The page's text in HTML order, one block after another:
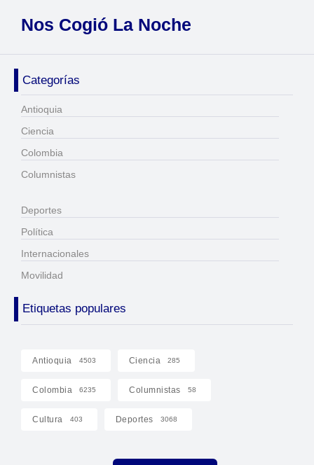
Nos Cogió La Noche
Categorías
Antioquia
Ciencia
Colombia
Columnistas
Deportes
Política
Internacionales
Movilidad
Etiquetas populares
Antioquia 4503 Ciencia 285
Colombia 6235 Columnistas 58
Cultura 403 Deportes 3068